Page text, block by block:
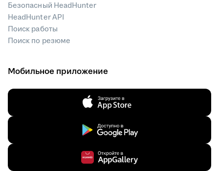
Безопасный HeadHunter
HeadHunter API
Поиск работы
Поиск по резюме
Мобильное приложение